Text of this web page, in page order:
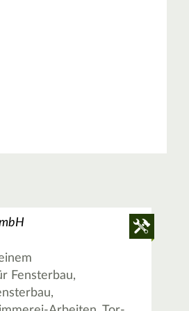
Fensterbau,